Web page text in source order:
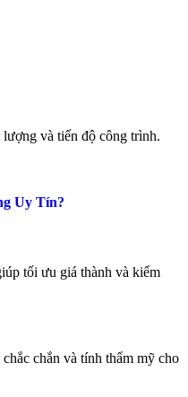
và tiến độ công trình.
Uy Tín?
tối ưu giá thành và kiểm
chắn và tính thẩm mỹ cho